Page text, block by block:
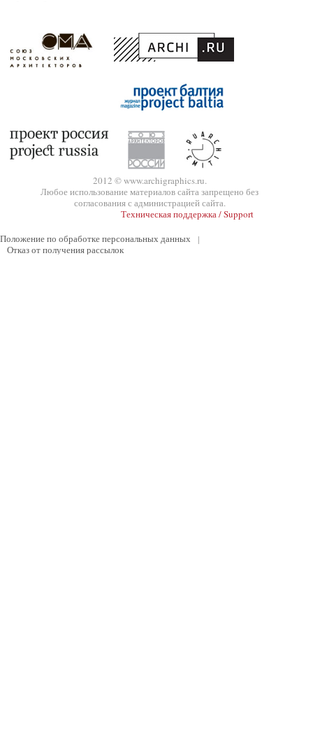
2012 © www.archigraphics.ru.
Любое использование материалов сайта запрещено без
согласования с администрацией сайта.
Техническая поддержка / Support
Положение по обработке персональных данных
|
Отказ от получения рассылок